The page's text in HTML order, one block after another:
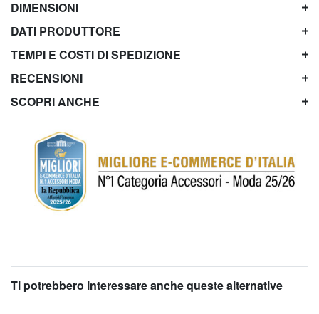
DIMENSIONI
DATI PRODUTTORE
TEMPI E COSTI DI SPEDIZIONE
RECENSIONI
SCOPRI ANCHE
Ti potrebbero interessare anche queste alternative